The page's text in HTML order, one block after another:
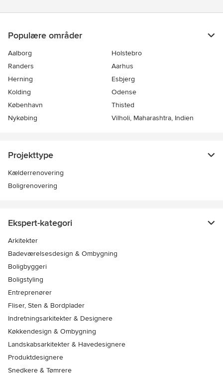
Populære områder
Aalborg
Holstebro
Randers
Aarhus
Herning
Esbjerg
Kolding
Odense
København
Thisted
Nykøbing
Vilholi, Maharashtra, Indien
Projekttype
Kælderrenovering
Boligrenovering
Ekspert-kategori
Arkitekter
Badeværelsesdesign & Ombygning
Boligbyggeri
Boligstyling
Entreprenører
Fliser, Sten & Bordplader
Indretningsarkitekter & Designere
Køkkendesign & Ombygning
Landskabsarkitekter & Havedesignere
Produktdesignere
Snedkere & Tømrere